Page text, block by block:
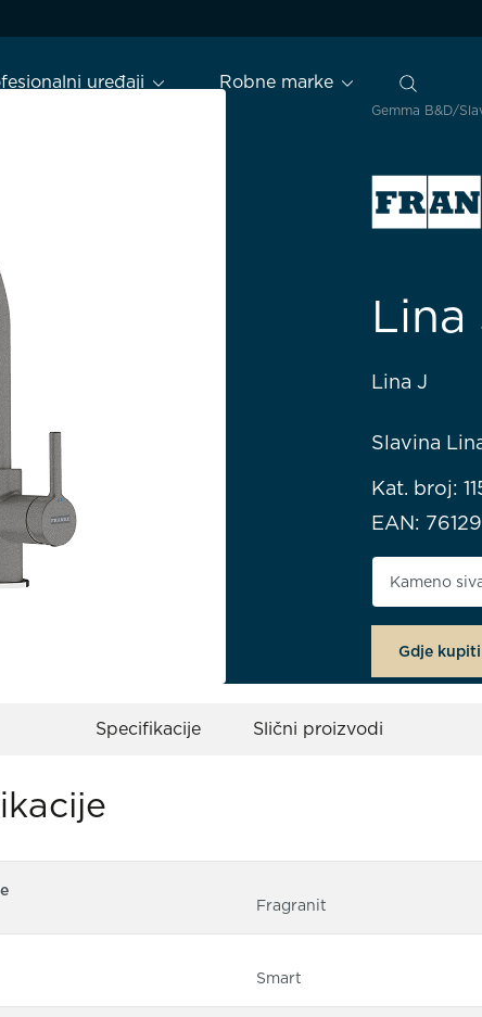
uređaji Robne marke
Gemma B&D
Lina
Lina J
Slavina
Kat. broj:
EAN:
Boja
Gdje kupiti
Specifikacije Slični proizvodi
Fragranit
Smart